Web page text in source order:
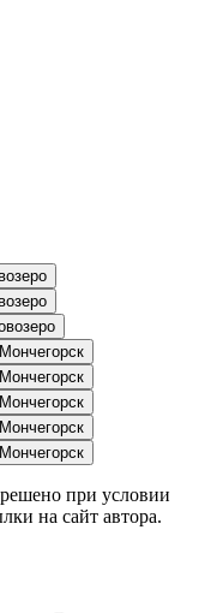
при условии
на сайт автора.